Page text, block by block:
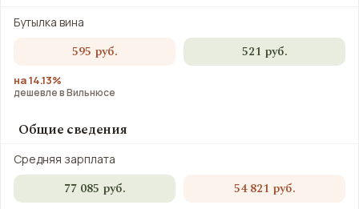
Бутылка вина
595 руб. 521 руб.
на 14.13%
дешевле в Вильнюсе
Общие сведения
Средняя зарплата
77 085 руб. 54 821 руб.